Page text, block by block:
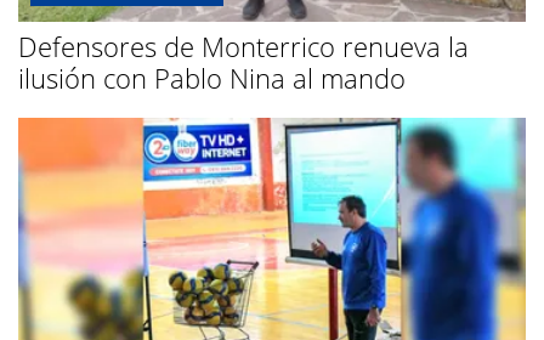
Defensores de Monterrico renueva la
ilusión con Pablo Nina al mando